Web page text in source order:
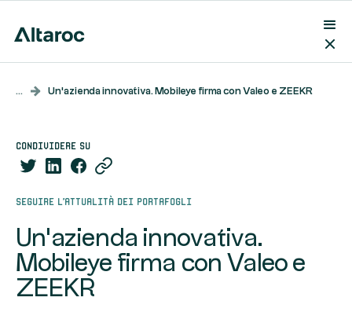
... Un'azienda innovativa. Mobileye firma con Valeo e ZEEKR
condividere su
Seguire l'attualità dei portafogli
Un'azienda innovativa.
Mobileye firma con Valeo e
ZEEKR